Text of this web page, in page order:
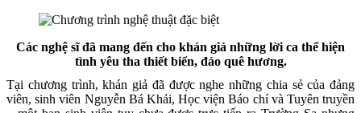
Các nghệ sĩ đã mang đến cho khán giả những lời ca thể hiện
tình yêu tha thiết biển, đảo quê hương.
Tại chương trình, khán giả đã được nghe những chia sẻ của đảng
viên, sinh viên Nguyễn Bá Khải, Học viện Báo chí và Tuyên truyền